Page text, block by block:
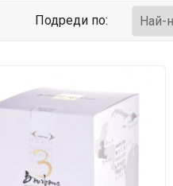
Подреди по: